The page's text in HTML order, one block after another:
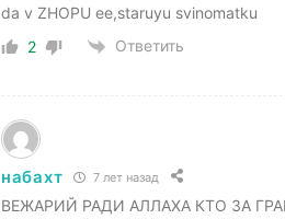
da v ZHOPU ee,staruyu svinomatku
2
Ответить
набахт 7 лет назад
ВЕЖАРИЙ РАДИ АЛЛАХА КТО ЗА